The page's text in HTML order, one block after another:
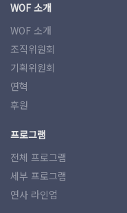
WOF 소개
WOF 소개
조직위원회
기획위원회
연혁
후원
프로그램
전체 프로그램
세부 프로그램
연사 라인업